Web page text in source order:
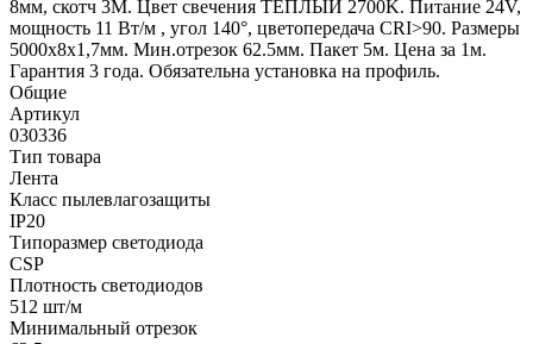
8мм, скотч 3М. Цвет свечения ТЕПЛЫЙ 2700K. Питание 24V,
мощность 11 Вт/м , угол 140°, цветопередача CRI>90. Размеры
5000х8x1,7мм. Мин.отрезок 62.5мм. Пакет 5м. Цена за 1м.
Гарантия 3 года. Обязательна установка на профиль.
Общие
Артикул
030336
Тип товара
Лента
Класс пылевлагозащиты
IP20
Типоразмер светодиода
CSP
Плотность светодиодов
512 шт/м
Минимальный отрезок